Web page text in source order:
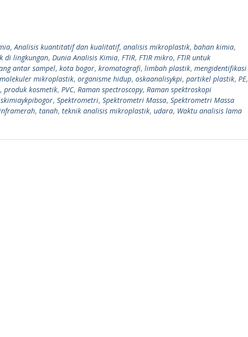
, Analisis kuantitatif dan kualitatif, analisis mikroplastik, bahan kimia,
di lingkungan, Dunia Analisis Kimia, FTIR, FTIR mikro, FTIR untuk
antar sampel, kota bogor, kromatografi, limbah plastik, mengidentifikasi
molekuler mikroplastik, organisme hidup, oskaanalisykpi, partikel plastik, PE,
, produk kosmetik, PVC, Raman spectroscopy, Raman spektroskopi
, Spektrometri, Spektrometri Massa, Spektrometri Massa
, tanah, teknik analisis mikroplastik, udara, Waktu analisis lama